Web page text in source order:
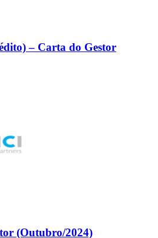
– Carta do Gestor
(Outubro/2024)